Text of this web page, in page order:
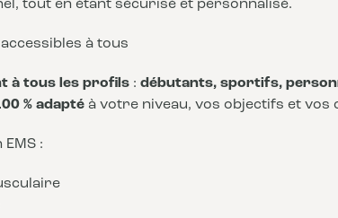
tout en étant sécurisé et personnalisé.
à tous
à tous les profils : débutants, sportifs,
% adapté à votre niveau, vos objectifs et vos
: